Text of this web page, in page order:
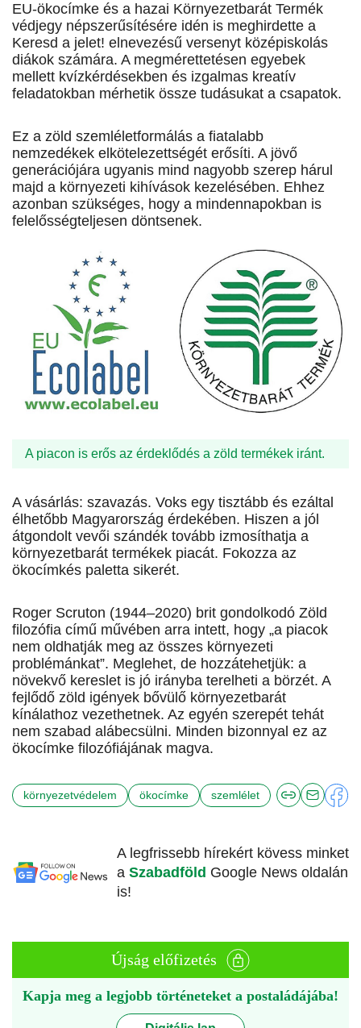
EU-ökocímke és a hazai Környezetbarát Termék
védjegy népszerűsítésére idén is meghirdette a
Keresd a jelet! elnevezésű versenyt középiskolás
diákok számára. A megmérettetésen egyebek
mellett kvízkérdésekben és izgalmas kreatív
feladatokban mérhetik össze tudásukat a csapatok.
Ez a zöld szemléletformálás a fiatalabb
nemzedékek elkötelezettségét erősíti. A jövő
generációjára ugyanis mind nagyobb szerep hárul
majd a környezeti kihívások kezelésében. Ehhez
azonban szükséges, hogy a mindennapokban is
felelősségteljesen döntsenek.
A piacon is erős az érdeklődés a zöld termékek iránt.
A vá­sárlás: szavazás. Voks egy tisztább és ezáltal
élhetőbb Magyarország érdekében. Hiszen a jól
átgondolt vevői szándék tovább izmosíthatja a
környezetbarát termékek piacát. Fokozza az
ökocímkés paletta sikerét.
Roger Scruton (1944–2020) brit gondolkodó Zöld
filozófia című művében arra intett, hogy „a piacok
nem oldhatják meg az összes környezeti
problémánkat”. Meglehet, de hozzátehetjük: a
növekvő kereslet is jó irányba terelheti a börzét. A
fejlődő zöld igények bővülő környezetbarát
kínálathoz vezethetnek. Az egyén szerepét tehát
nem szabad alábecsülni. Minden bizonnyal ez az
ökocímke filozófiájának magva.
környezetvédelem ökocímke szemlélet
A legfrissebb hírekért kövess minket
a Szabadföld Google News oldalán
is!
Újság előfizetés
Kapja meg a legjobb történeteket a postaládájába!